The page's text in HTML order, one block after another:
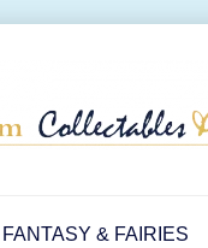
FANTASY & FAIRIES